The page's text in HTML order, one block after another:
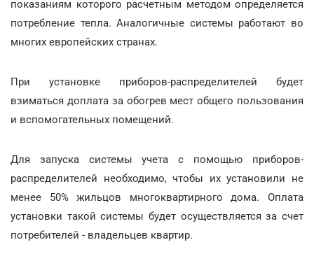
показаниям которого расчетным методом определяется
потребление тепла. Аналогичные системы работают во
многих европейских странах.
При установке приборов-распределителей будет
взиматься доплата за обогрев мест общего пользования
и вспомогательных помещений.
Для запуска системы учета с помощью приборов-
распределителей необходимо, чтобы их установили не
менее 50% жильцов многоквартирного дома. Оплата
установки такой системы будет осуществляется за счет
потребителей - владельцев квартир.